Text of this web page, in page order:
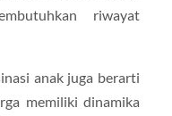
riwayat
anak juga berarti
memiliki dinamika